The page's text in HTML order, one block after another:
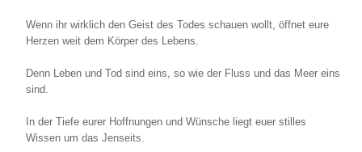
Wenn ihr wirklich den Geist des Todes schauen wollt, öffnet eure
Herzen weit dem Körper des Lebens.
Denn Leben und Tod sind eins, so wie der Fluss und das Meer eins
sind.
In der Tiefe eurer Hoffnungen und Wünsche liegt euer stilles
Wissen um das Jenseits.